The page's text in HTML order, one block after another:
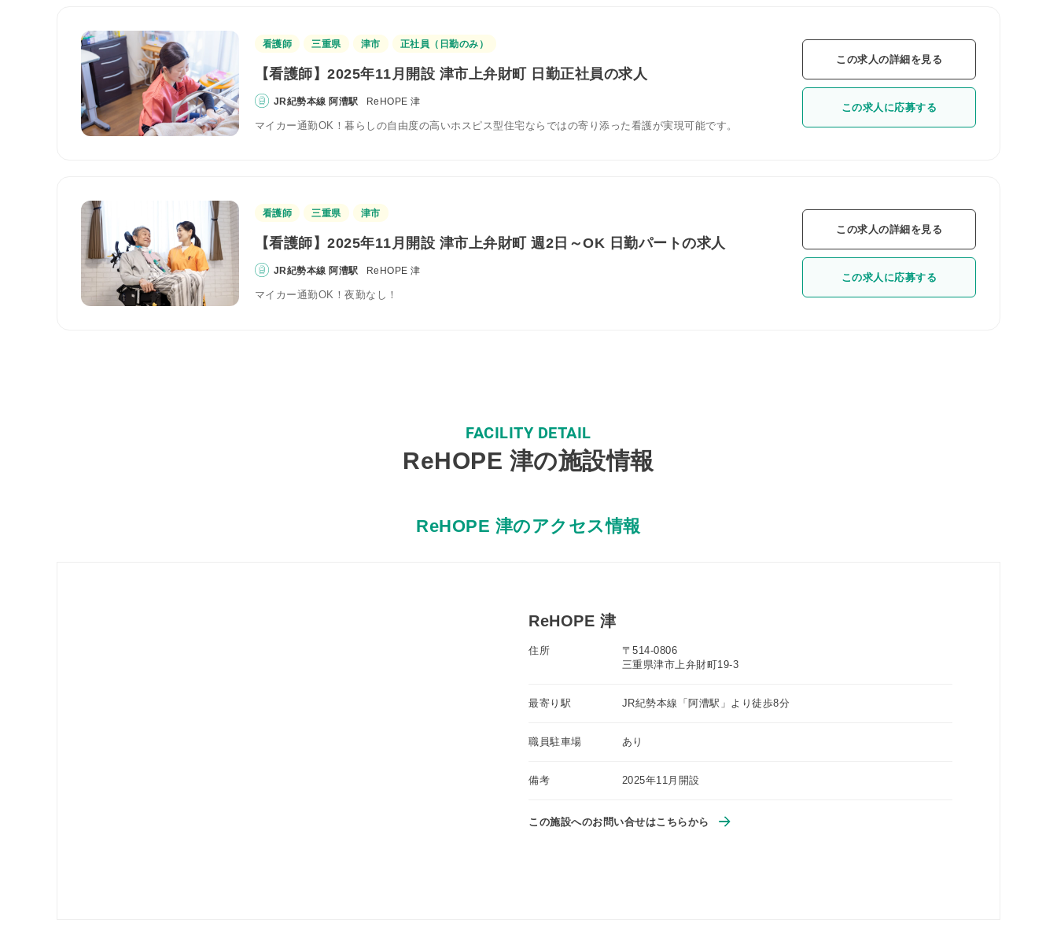
看護師 三重県 津市 正社員（日勤のみ）
【看護師】2025年11月開設 津市上弁財町 日勤正社員の求人
JR紀勢本線 阿漕駅 ReHOPE 津
マイカー通勤OK！暮らしの自由度の高いホスピス型住宅ならではの寄り添った看護が実現可能です。
この求人の詳細を見る
この求人に応募する
看護師 三重県 津市
【看護師】2025年11月開設 津市上弁財町 週2日～OK 日勤パートの求人
JR紀勢本線 阿漕駅 ReHOPE 津
マイカー通勤OK！夜勤なし！
この求人の詳細を見る
この求人に応募する
FACILITY DETAIL
ReHOPE 津の施設情報
ReHOPE 津のアクセス情報
ReHOPE 津
住所
〒514-0806
三重県津市上弁財町19-3
最寄り駅 JR紀勢本線「阿漕駅」より徒歩8分
職員駐車場 あり
備考 2025年11月開設
この施設へのお問い合せはこちらから